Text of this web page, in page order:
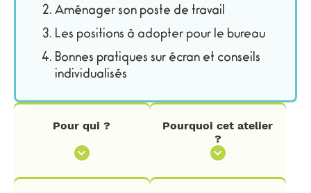
Aménager son poste de travail
Les positions à adopter pour le bureau
Bonnes pratiques sur écran et conseils
individualisés
Pour qui ?
Pourquoi cet atelier
?